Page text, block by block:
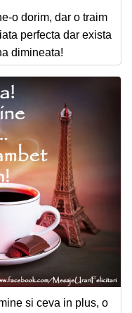
o dorim, dar o traim
perfecta dar exista
dimineata!
si ceva in plus, o